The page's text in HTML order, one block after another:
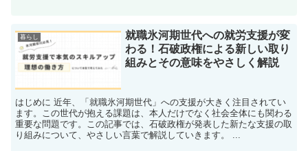
暮らし
就職氷河期世代への就労支援が変
わる！石破政権による新しい取り
組みとその意味をやさしく解説
はじめに 近年、「就職氷河期世代」への支援が大きく注目されてい
ます。この世代が抱える課題は、本人だけでなく社会全体にも関わる
重要な問題です。この記事では、石破政権が発表した新たな支援の取
り組みについて、やさしい言葉で解説していきます。 ...